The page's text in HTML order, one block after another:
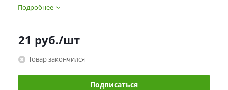
Подробнее
21 руб./шт
Товар закончился
Подписаться